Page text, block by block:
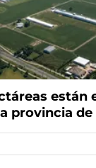
están
provincia de